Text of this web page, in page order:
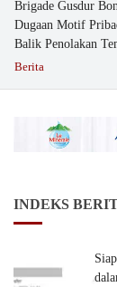
Brigade Gusdur
Dugaan Motif
Balik Penolakan
Ibadah GKJW Bangil
Berita
INDEKS